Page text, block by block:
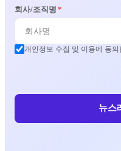
회사/조직명 *
개인정보 수집 및 이용에 동의
뉴스